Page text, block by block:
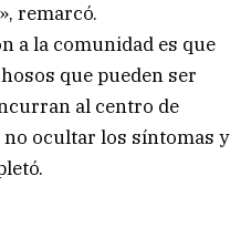
remarcó.
a la comunidad es que
que pueden ser
al centro de
no ocultar los síntomas y